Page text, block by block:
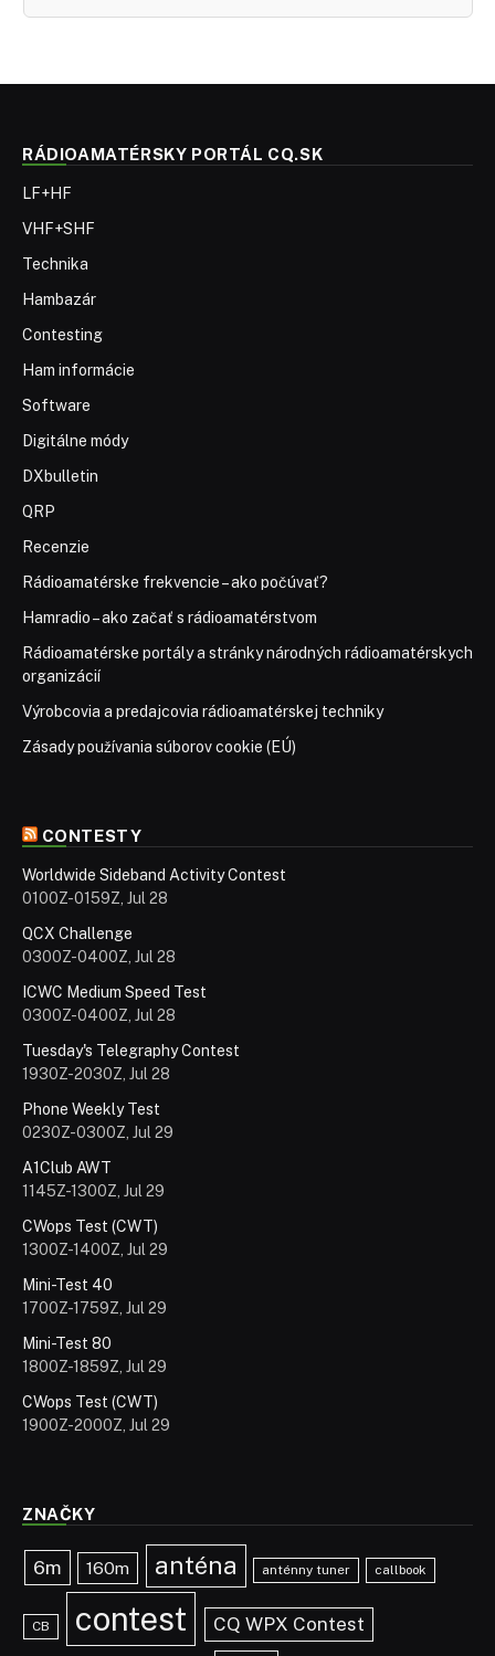
RÁDIOAMATÉRSKY PORTÁL CQ.SK
LF+HF
VHF+SHF
Technika
Hambazár
Contesting
Ham informácie
Software
Digitálne módy
DXbulletin
QRP
Recenzie
Rádioamatérske frekvencie – ako počúvať?
Hamradio – ako začať s rádioamatérstvom
Rádioamatérske portály a stránky národných rádioamatérskych
organizácií
Výrobcovia a predajcovia rádioamatérskej techniky
Zásady používania súborov cookie (EÚ)
CONTESTY
Worldwide Sideband Activity Contest
0100Z-0159Z, Jul 28
QCX Challenge
0300Z-0400Z, Jul 28
ICWC Medium Speed Test
0300Z-0400Z, Jul 28
Tuesday's Telegraphy Contest
1930Z-2030Z, Jul 28
Phone Weekly Test
0230Z-0300Z, Jul 29
A1Club AWT
1145Z-1300Z, Jul 29
CWops Test (CWT)
1300Z-1400Z, Jul 29
Mini-Test 40
1700Z-1759Z, Jul 29
Mini-Test 80
1800Z-1859Z, Jul 29
CWops Test (CWT)
1900Z-2000Z, Jul 29
ZNAČKY
6m 160m anténa anténny tuner callbook
CB contest CQ WPX Contest